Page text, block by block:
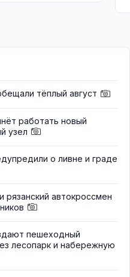
тёплый август
работать новый
узел
о ливне и граде
рязанский автокроссмен
пешеходный
лесопарк и набережную